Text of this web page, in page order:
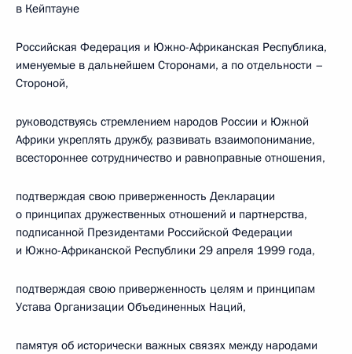
в Кейптауне
Российская Федерация и Южно-Африканская Республика,
именуемые в дальнейшем Сторонами, а по отдельности –
Стороной,
руководствуясь стремлением народов России и Южной
Африки укреплять дружбу, развивать взаимопонимание,
всестороннее сотрудничество и равноправные отношения,
подтверждая свою приверженность Декларации
о принципах дружественных отношений и партнерства,
подписанной Президентами Российской Федерации
и Южно-Африканской Республики 29 апреля 1999 года,
подтверждая свою приверженность целям и принципам
Устава Организации Объединенных Наций,
памятуя об исторически важных связях между народами